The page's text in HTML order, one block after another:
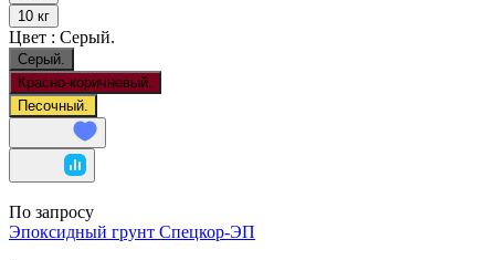
10 кг
Цвет : Серый.
Серый.
Красно-коричневый.
Песочный.
По запросу
Эпоксидный грунт Спецкор-ЭП